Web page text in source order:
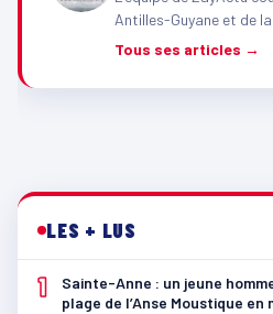
Antilles-Guyane et de
Tous ses articles →
LES + LUS
1
Sainte-Anne : un jeune
plage de l’Anse Moustique en